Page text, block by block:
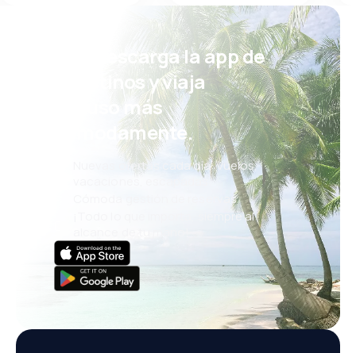
¡Eh! Descarga la app de
eDestinos y viaja
incluso más
cómodamente.
Nuevas ofertas cada día: vuelos,
vacaciones, escapadas
Cómoda gestión de reservas
¡Todo lo que importa, siempre al